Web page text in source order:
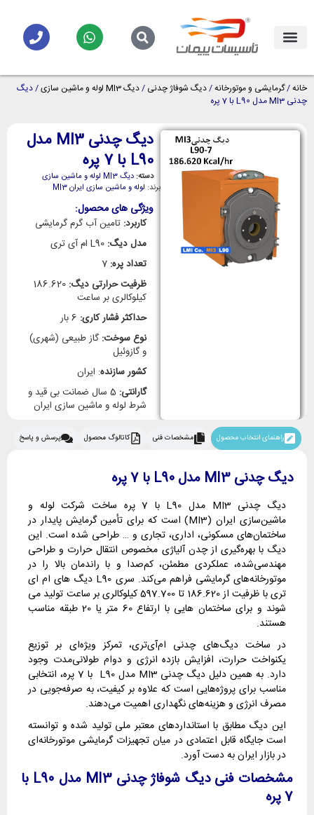
خانه/گرمایشی و موتورخانه/دیگ شوفاژ چدنی /دیگ MI3 لوله و ماشین سازی
/ دیگ
چدنی MI3 مدل L90 با 7 پره
دیگ چدنی MI3 مدل
L90 با 7 پره
دسته: دیگ MI3 لوله و ماشین سازی
برند: لوله و ماشین سازی ایران MI3
ویژگی های محصول:
کاربرد: تامین آب گرم گرمایشی
مدل دیگ:
تعداد پره:
ظرفیت حرارتی دیگ: 186.620
کیلوکالری بر ساعت
حداکثر فشار کاری:
نوع سوخت: گاز طبیعی (شهری)
و گازوئیل
کشور سازنده: ایران
گارانتی:
5 سال ضمانت بی قید و
شرط لوله و ماشین سازی ایران
راهنمای انتخاب محصول مشخصات فنی کاتالوگ محصول پرسش و پاسخ
دیگ چدنی MI3 مدل L90 با 7 پره
دیگ چدنی MI3 مدل L90 با 7 پره ساخت شرکت لوله و
ماشین‌سازی ایران (MI3) است که برای تأمین گرمایش پایدار در
ساختمان‌های مسکونی، اداری، تجاری و … طراحی شده است. این
دیگ با بهره‌گیری از چدن آلیاژی مخصوص انتقال حرارت و طراحی
مهندسی‌شده، عملکردی مطمئن، کم‌صدا و با راندمان بالا را در
موتورخانه‌های گرمایشی فراهم می‌کند. سری L90 دیگ های ام ای
تری با ظرفیت از 186.620 تا 597.700 کیلوکالری بر ساعت تولید می
شوند و برای ساختمان هایی با ارتفاع 60 متر یا 20 طبقه مناسب
هستند.
در ساخت دیگ‌های چدنی ام‌آی‌تری، تمرکز ویژه‌ای بر توزیع
یکنواخت حرارت، افزایش بازده انرژی و دوام طولانی‌مدت وجود
دارد. به همین دلیل دیگ چدنی MI3 مدل L90 با 7 پره، انتخابی
مناسب برای پروژه‌هایی است که علاوه بر کیفیت، به صرفه‌جویی در
مصرف انرژی و هزینه‌های نگهداری اهمیت می‌دهند.
این دیگ مطابق با استانداردهای معتبر ملی تولید شده و توانسته
است جایگاه قابل اعتمادی در میان تجهیزات گرمایشی موتورخانه‌ای
در بازار ایران به دست آورد.
مشخصات فنی دیگ شوفاژ چدنی MI3 مدل L90 با
7 پره